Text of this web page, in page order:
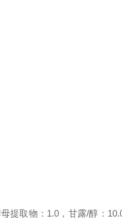
提取物：1.0，甘露/醇：